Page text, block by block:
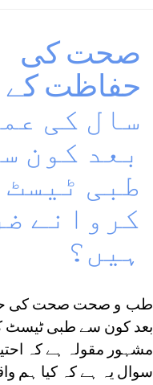
صحت کی
سال کی
بعد کون
طبی ٹیسٹ
کروانے
ہیں؟
بعد کون سے طبی ٹیسٹ
مشہور مقولہ ہے کہ
سوال یہ ہے کہ کیا ہم